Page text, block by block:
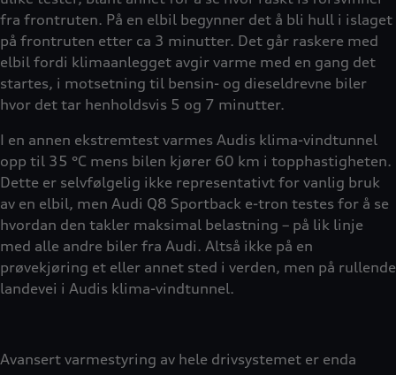
fra frontruten. På en elbil begynner det å bli hull i islaget
på frontruten etter ca 3 minutter. Det går raskere med
elbil fordi klimaanlegget avgir varme med en gang det
startes, i motsetning til bensin- og dieseldrevne biler
hvor det tar henholdsvis 5 og 7 minutter.
I en annen ekstremtest varmes Audis klima-vindtunnel
opp til 35 °C mens bilen kjører 60 km i topphastigheten.
Dette er selvfølgelig ikke representativt for vanlig bruk
av en elbil, men Audi Q8 Sportback e-tron testes for å se
hvordan den takler maksimal belastning – på lik linje
med alle andre biler fra Audi. Altså ikke på en
prøvekjøring et eller annet sted i verden, men på rullende
landevei i Audis klima-vindtunnel.
Avansert varmestyring av hele drivsystemet er enda